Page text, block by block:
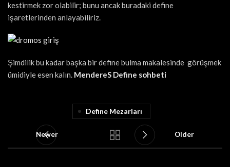
kestirmek zor olabilir; bunu ancak buradaki define
işaretlerinden anlayabiliriz.
Şimdilik bu kadar başka bir define bulma makalesinde görüşmek
ümidiyle esen kalın. MendereS Define sohbeti
Define Mezarları
Newer Older